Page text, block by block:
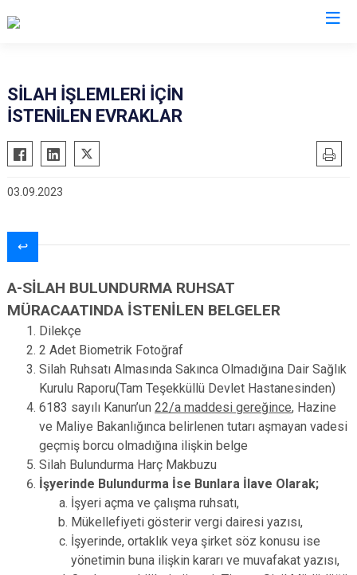
SİLAH İŞLEMLERİ İÇİN
İSTENİLEN EVRAKLAR
03.09.2023
↩
A-SİLAH BULUNDURMA RUHSAT
MÜRACAATINDA İSTENİLEN BELGELER
Dilekçe
2 Adet Biometrik Fotoğraf
Silah Ruhsatı Almasında Sakınca Olmadığına Dair Sağlık
Kurulu Raporu(Tam Teşekküllü Devlet Hastanesinden)
6183 sayılı Kanun’un 22/a maddesi gereğince, Hazine
ve Maliye Bakanlığınca belirlenen tutarı aşmayan vadesi
geçmiş borcu olmadığına ilişkin belge
Silah Bulundurma Harç Makbuzu
İşyerinde Bulundurma İse Bunlara İlave Olarak;
İşyeri açma ve çalışma ruhsatı,
Mükellefiyeti gösterir vergi dairesi yazısı,
İşyerinde, ortaklık veya şirket söz konusu ise
yönetimin buna ilişkin kararı ve muvafakat yazısı,